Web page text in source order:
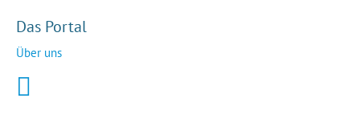
Das Portal
Über uns